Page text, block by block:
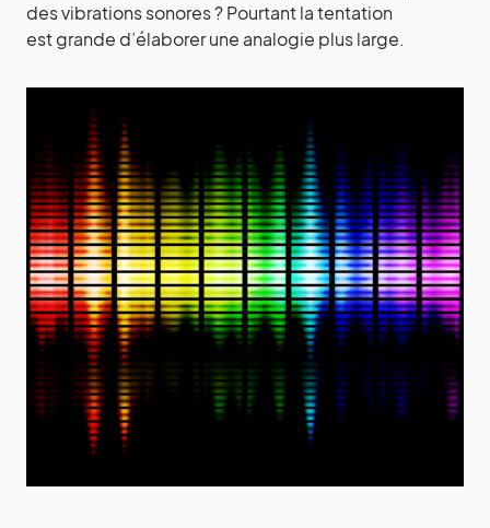
des vibrations sonores ? Pourtant la tentation
est grande d’élaborer une analogie plus large.